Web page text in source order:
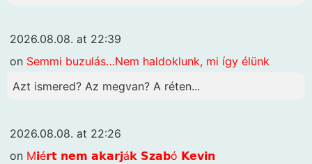
2026.08.08. at 22:39
on Semmi buzulás…Nem haldoklunk, mi így élünk
Azt ismered? Az megvan? A réten...
2026.08.08. at 22:26
on M𝗶é𝗿𝘁 𝗻𝗲𝗺 𝗮𝗸𝗮𝗿𝗷á𝗸 𝗦𝘇𝗮𝗯ó 𝗞𝗲𝘃𝗶𝗻